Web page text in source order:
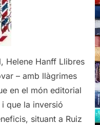
Helene Hanff Llibres
– amb llàgrimes
en el món editorial
que la inversió
situant a Ruiz